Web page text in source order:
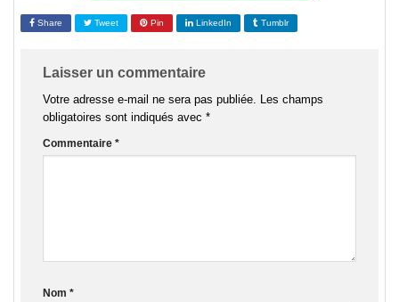
Share Tweet Pin LinkedIn Tumblr
Laisser un commentaire
Votre adresse e-mail ne sera pas publiée. Les champs
obligatoires sont indiqués avec *
Commentaire *
Nom *